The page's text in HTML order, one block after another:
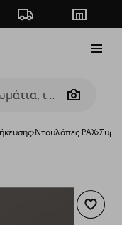
Πορεία παραγγελίας
Camera
›Ντουλάπες PAX›